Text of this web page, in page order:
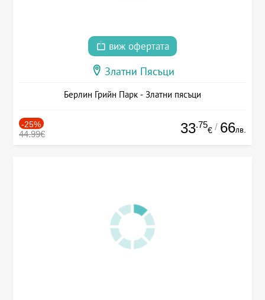
виж офертата
Златни Пясъци
Берлин Грийн Парк - Златни пясъци
-25%
44.99€ 33.75
€ / 66лв.